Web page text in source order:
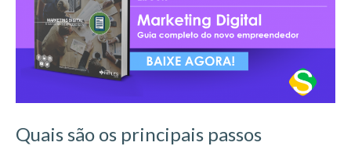
Quais são os principais passos